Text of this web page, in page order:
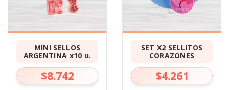
MINI SELLOS
ARGENTINA x10 u.
$8.742
SET X2 SELLITOS
CORAZONES
$4.261